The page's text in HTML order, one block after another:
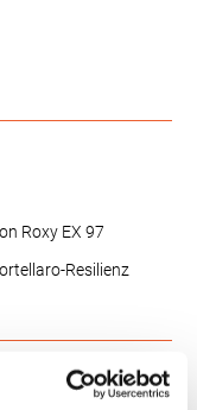
Roxy EX 97
Resilienz